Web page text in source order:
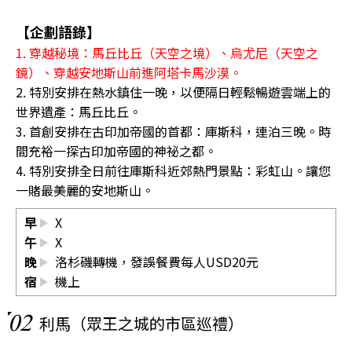
【企劃語錄】
1. 穿越秘境：馬丘比丘（天空之境）、烏尤尼（天空之
鏡）、穿越安地斯山前進阿塔卡馬沙漠。
2. 特別安排在熱水鎮住一晚，以便隔日輕鬆暢遊雲端上的
世界遺產：馬丘比丘。
3. 首創安排在古印加帝國的首都：庫斯科，連泊三晚。時
間充裕一探古印加帝國的神祕之都。
4. 特別安排全日前往庫斯科近郊熱門景點：彩虹山。讓您
一賭最美麗的安地斯山。
早
X
午
X
晚
洛杉磯轉機，發誤餐費每人USD20元
宿
機上
02 利馬（眾王之城的市區巡禮）